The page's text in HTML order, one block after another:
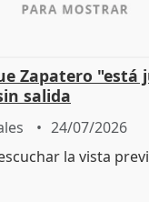
Zapatero "está
salida
24/07/2026